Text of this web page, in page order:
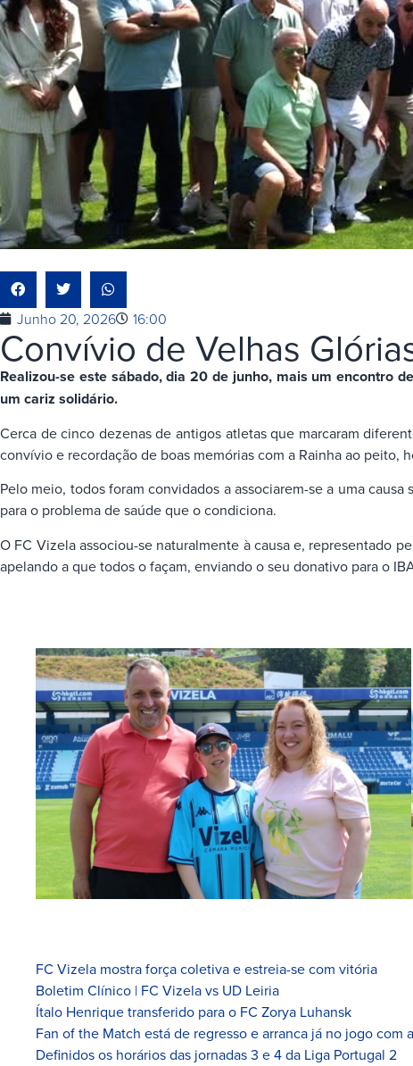
Junho 20, 2026 16:00
Convívio de Velhas
Realizou-se este sábado, dia 20 de junho, mais um encontro
um cariz solidário.
Cerca de cinco dezenas de antigos atletas que marcaram
convívio e recordação de boas memórias com a Rainha ao peito,
Pelo meio, todos foram convidados a associarem-se a uma
para o problema de saúde que o condiciona.
O FC Vizela associou-se naturalmente à causa e, representado
apelando a que todos o façam, enviando o seu donativo para o
FC Vizela mostra força coletiva e estreia-se com vitória
Boletim Clínico | FC Vizela vs UD Leiria
Ítalo Henrique transferido para o FC Zorya Luhansk
Fan of the Match está de regresso e arranca já no jogo com
Definidos os horários das jornadas 3 e 4 da Liga Portugal 2